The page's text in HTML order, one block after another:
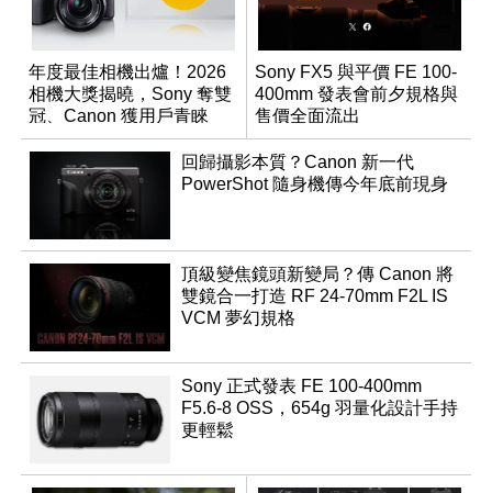
年度最佳相機出爐！2026
相機大獎揭曉，Sony 奪雙
冠、Canon 獲用戶青睞
Sony FX5 與平價 FE 100-
400mm 發表會前夕規格與
售價全面流出
回歸攝影本質？Canon 新一代
PowerShot 隨身機傳今年底前現身
頂級變焦鏡頭新變局？傳 Canon 將
雙鏡合一打造 RF 24-70mm F2L IS
VCM 夢幻規格
Sony 正式發表 FE 100-400mm
F5.6-8 OSS，654g 羽量化設計手持
更輕鬆